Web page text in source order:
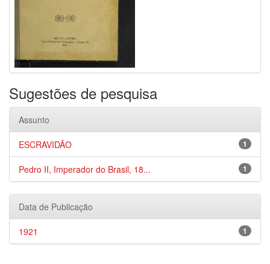
Sugestões de pesquisa
Assunto
1
ESCRAVIDÃO
1
Pedro II, Imperador do Brasil, 18...
Data de Publicação
1
1921